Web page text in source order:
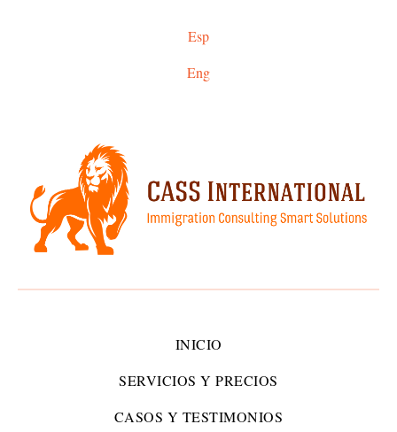
Esp
Eng
INICIO
SERVICIOS Y PRECIOS
CASOS Y TESTIMONIOS